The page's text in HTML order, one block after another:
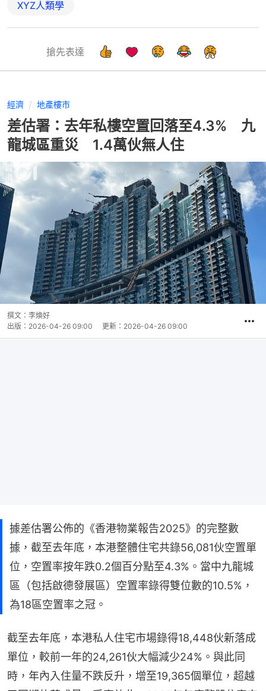
XYZ人類學
搶先表達
經濟 地產樓市
差估署：去年私樓空置回落至4.3% 九
龍城區重災 1.4萬伙無人住
撰文： 李煥好
出版： 2026-04-26 09:00 更新： 2026-04-26 09:00
據差估署公佈的《香港物業報告2025》的完整數
據，截至去年底，本港整體住宅共錄56,081伙空置單
位，空置率按年跌0.2個百分點至4.3%。當中九龍城
區（包括啟德發展區）空置率錄得雙位數的10.5%，
為18區空置率之冠。
截至去年底，本港私人住宅市場錄得18,448伙新落成
單位，較前一年的24,261伙大幅減少24%。與此同
時，年內入住量不跌反升，增至19,365個單位，超越